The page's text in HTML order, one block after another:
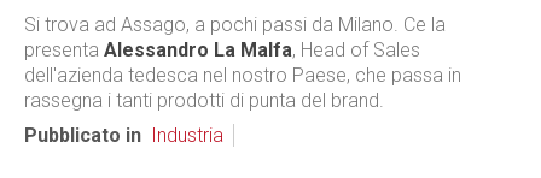
Si trova ad Assago, a pochi passi da Milano. Ce la
presenta Alessandro La Malfa, Head of Sales
dell'azienda tedesca nel nostro Paese, che passa in
rassegna i tanti prodotti di punta del brand.
Pubblicato in
Industria